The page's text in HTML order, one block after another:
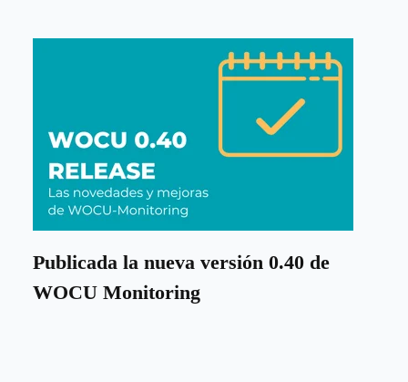
Publicada la nueva versión 0.40 de
WOCU Monitoring